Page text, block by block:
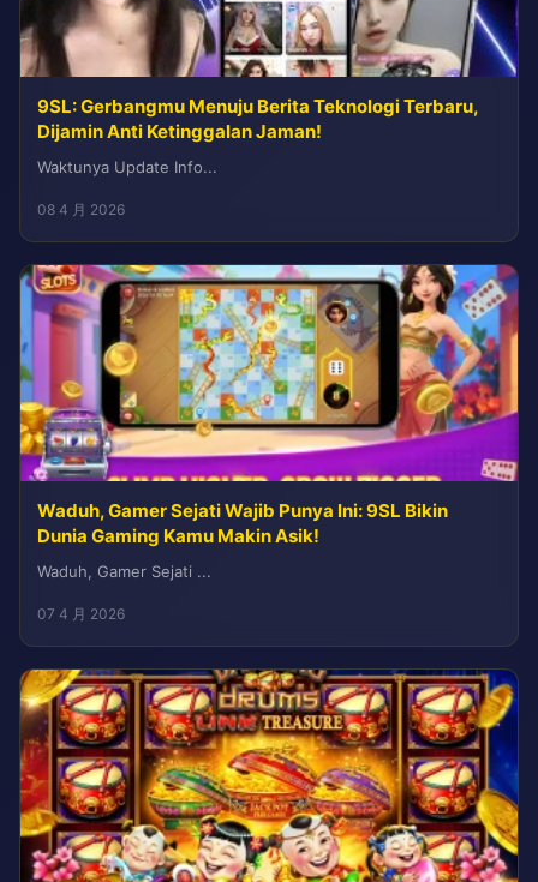
9SL: Gerbangmu Menuju Berita Teknologi Terbaru,
Dijamin Anti Ketinggalan Jaman!
Waktunya Update Info...
08 4 月 2026
Waduh, Gamer Sejati Wajib Punya Ini: 9SL Bikin
Dunia Gaming Kamu Makin Asik!
Waduh, Gamer Sejati ...
07 4 月 2026